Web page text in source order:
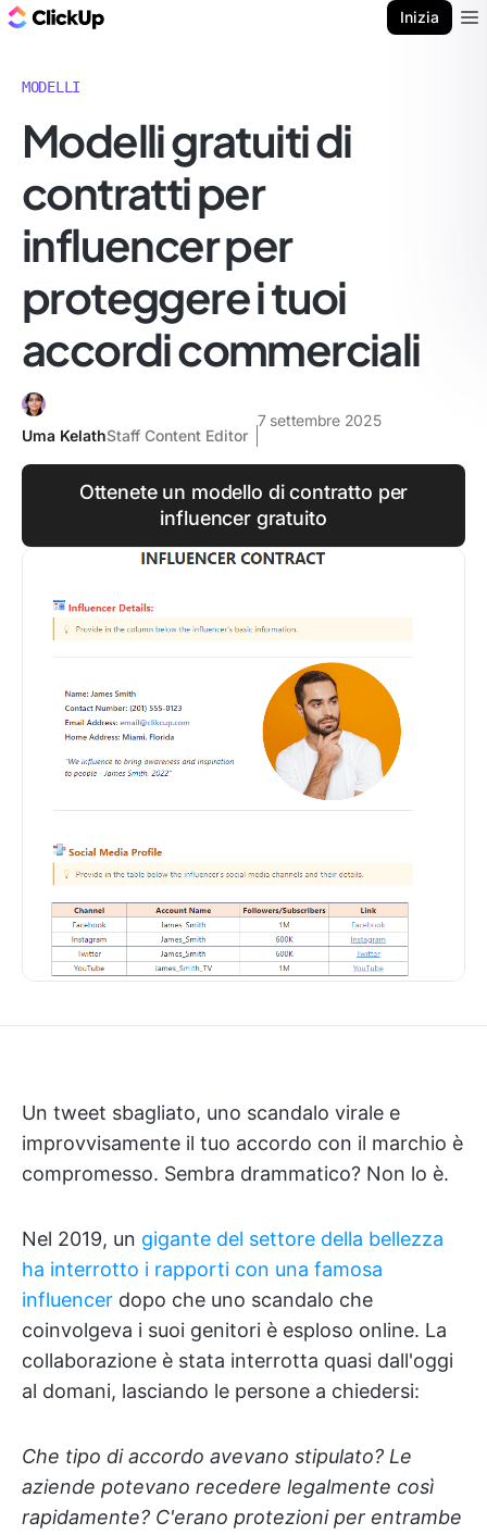
Inizia
MODELLI
Modelli gratuiti di
contratti per
influencer per
proteggere i tuoi
accordi commerciali
Uma KelathStaff Content Editor
7 settembre 2025
Ottenete un modello di contratto per
influencer gratuito
Un tweet sbagliato, uno scandalo virale e
improvvisamente il tuo accordo con il marchio è
compromesso. Sembra drammatico? Non lo è.
Nel 2019, un gigante del settore della bellezza
ha interrotto i rapporti con una famosa
influencer dopo che uno scandalo che
coinvolgeva i suoi genitori è esploso online. La
collaborazione è stata interrotta quasi dall'oggi
al domani, lasciando le persone a chiedersi:
Che tipo di accordo avevano stipulato? Le
aziende potevano recedere legalmente così
rapidamente? C'erano protezioni per entrambe